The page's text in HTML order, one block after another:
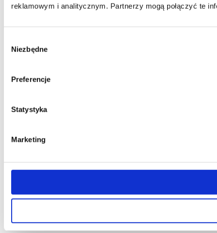
reklamowym i analitycznym. Partnerzy mogą połączyć te
zgody
Niezbędne
Preferencje
Statystyka
Marketing